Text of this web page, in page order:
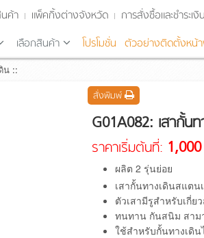
ค้า แพ็คกิ้งต่างจังหวัด การสั่งซื้อและชำระเงิน
เลือกสินค้า โปรโมชั่น ตัวอย่างติดตั้งหน้
น ::
สั่งพิมพ์
G01A082: เสากั้น
ราคาเริ่มต้นที่:
ผลิต 2 รุ่นย่อย
เสากั้นทางเดินสแตน
ตัวเสามีรูสำหรับเกี่ย
ทนทาน กันสนิม สาม
ใช้สำหรับกั้นทางเดิ